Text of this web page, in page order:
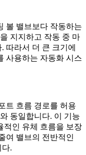
볼 밸브보다 작동하는
지지하고 작동 중 마
따라서 더 큰 크기에
사용하는 자동화 시스
트 흐름 경로를 허용
동일합니다. 이 기능
적인 유체 흐름을 보장
여 밸브의 전반적인
.